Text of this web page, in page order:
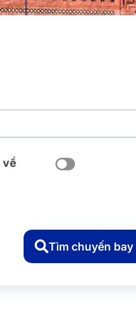
về
Tìm chuyến bay